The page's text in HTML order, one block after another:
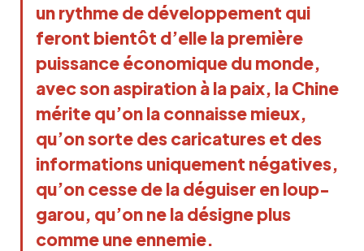
un rythme de développement qui
feront bientôt d’elle la première
puissance économique du monde,
avec son aspiration à la paix, la Chine
mérite qu’on la connaisse mieux,
qu’on sorte des caricatures et des
informations uniquement négatives,
qu’on cesse de la déguiser en loup-
garou, qu’on ne la désigne plus
comme une ennemie.